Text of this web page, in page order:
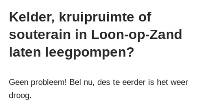
Kelder, kruipruimte of
souterain in Loon-op-Zand
laten leegpompen?
Geen probleem! Bel nu, des te eerder is het weer
droog.